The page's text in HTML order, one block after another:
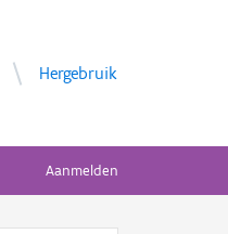
Hergebruik
Aanmelden